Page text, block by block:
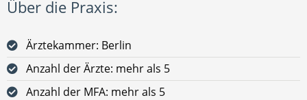
Über die Praxis:
Ärztekammer: Berlin
Anzahl der Ärzte: mehr als 5
Anzahl der MFA: mehr als 5